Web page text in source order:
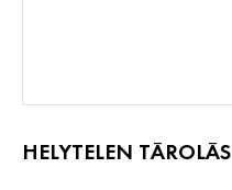
HELYTELEN TÁROLÁS